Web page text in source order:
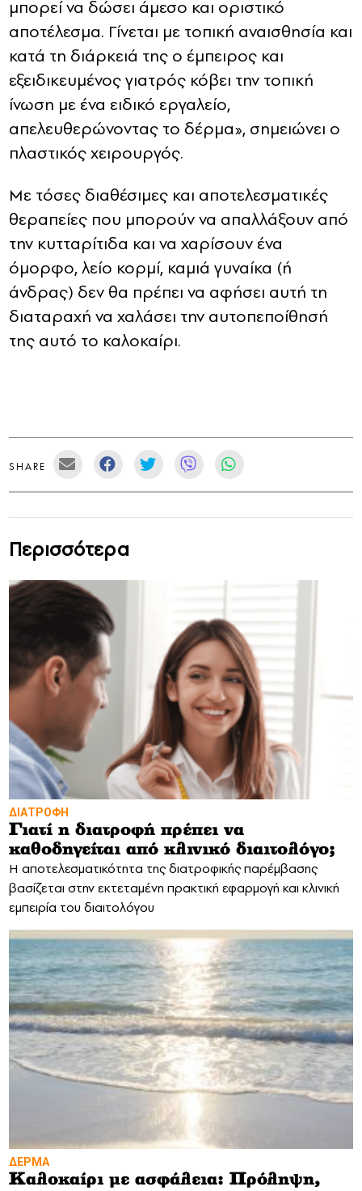
μπορεί να δώσει άμεσο και οριστικό
αποτέλεσμα. Γίνεται με τοπική αναισθησία και
κατά τη διάρκειά της ο έμπειρος και
εξειδικευμένος γιατρός κόβει την τοπική
ίνωση με ένα ειδικό εργαλείο,
απελευθερώνοντας το δέρμα», σημειώνει ο
πλαστικός χειρουργός.
Με τόσες διαθέσιμες και αποτελεσματικές
θεραπείες που μπορούν να απαλλάξουν από
την κυτταρίτιδα και να χαρίσουν ένα
όμορφο, λείο κορμί, καμιά γυναίκα (ή
άνδρας) δεν θα πρέπει να αφήσει αυτή τη
διαταραχή να χαλάσει την αυτοπεποίθησή
της αυτό το καλοκαίρι.
SHARE
Περισσότερα
ΔΙΑΤΡΟΦΗ
Γιατί η διατροφή πρέπει να
καθοδηγείται από κλινικό διαιτολόγο;
Η αποτελεσματικότητα της διατροφικής παρέμβασης
βασίζεται στην εκτεταμένη πρακτική εφαρμογή και κλινική
εμπειρία του διαιτολόγου
ΔΕΡΜΑ
Καλοκαίρι με ασφάλεια: Πρόληψη,